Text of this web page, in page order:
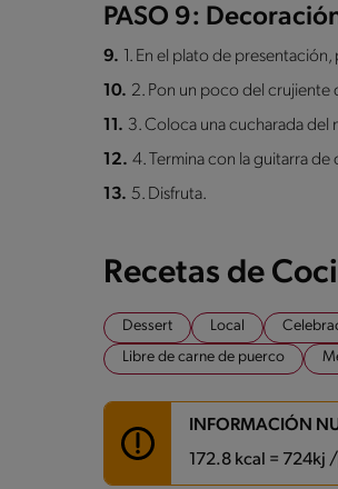
PASO 9:
9.
1. En el plato de
10. 2. Pon un poco del crujiente
11. 3. Coloca una cucharada del
12. 4. Termina con la guitarra
13. 5. Disfruta.
Recetas de
Dessert Local
Libre de carne de puerco
INFORMACIÓN
172.8 kcal = 724kj